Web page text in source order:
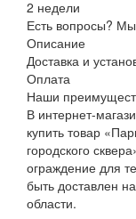
2 недели
Есть вопросы? Мы
Описание
Доставка и
Оплата
Наши
В интернет-
купить товар
городского
ограждение для
быть доставлен
области.